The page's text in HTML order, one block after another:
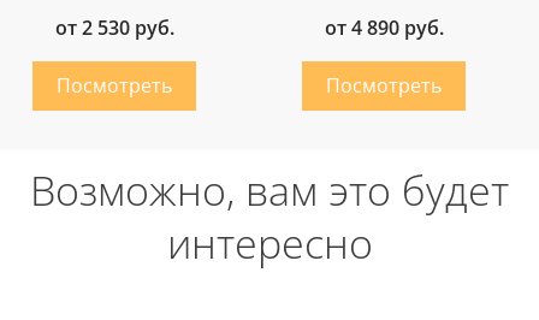
от 2 530 руб. от 4 890 руб.
Возможно, вам это будет
интересно